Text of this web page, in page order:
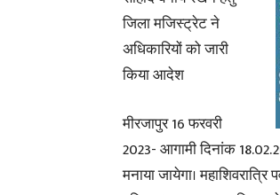
जिला मजिस्ट्रेट ने
अधिकारियों को जारी
किया आदेश
मीरजापुर 16 फरवरी
2023- आगामी दिनांक
मनाया जायेगा। महाशिवरात्रि